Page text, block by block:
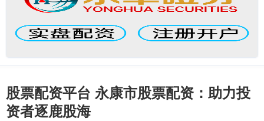
股票配资平台 永康市股票配资：助力投
资者逐鹿股海